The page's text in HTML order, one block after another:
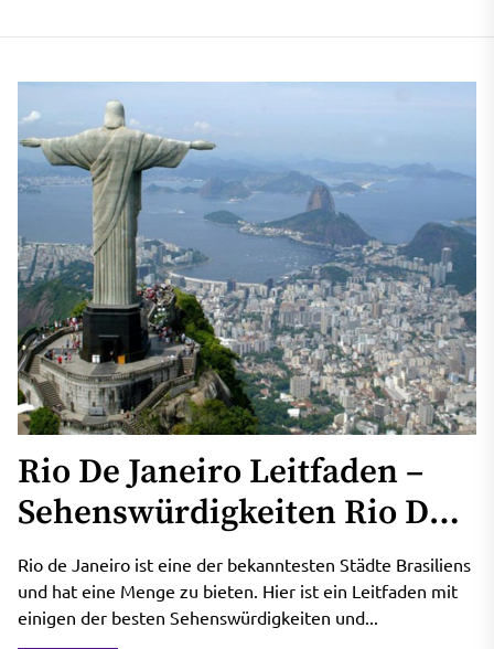
Rio De Janeiro Leitfaden –
Sehenswürdigkeiten Rio De
Janeiro, Reiseführer
Rio de Janeiro ist eine der bekanntesten Städte Brasiliens
und hat eine Menge zu bieten. Hier ist ein Leitfaden mit
einigen der besten Sehenswürdigkeiten und...